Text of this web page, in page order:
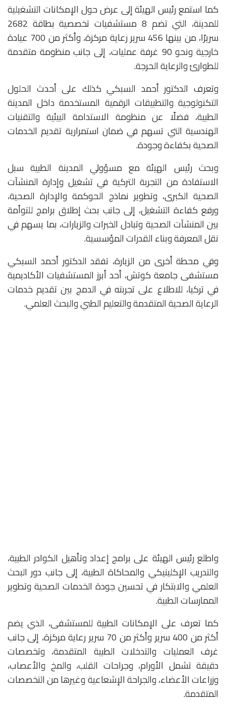
كما استمع رئيس الهيئة إلى عرض حول الإمكانات التشغيلية
للمدينة، التي تضم 8 مستشفيات تخصصية بطاقة 2682
سريرًا، من بينها 456 سرير رعاية مركزة، وأكثر من 700 عيادة
خارجية ونحو 90 غرفة عمليات، إلى جانب منظومة متقدمة
للطوارئ والرعاية الحرجة.
وتعرف الدكتور أحمد السبكي كذلك على أحدث الحلول
التكنولوجية والتطبيقات الرقمية المستخدمة داخل المدينة
الطبية، فضلًا عن منظومة الاستدامة البيئية والتقنيات
الهندسية التي تسهم في ضمان استمرارية تقديم الخدمات
الصحية بكفاءة وجودة.
وبحث رئيس الهيئة مع مسؤولي المدينة الطبية سبل
الاستفادة من التجربة التركية في تشغيل وإدارة المنشآت
الصحية الكبرى، وتطوير نماذج الحوكمة والإدارة الصحية،
ورفع كفاءة التشغيل، إلى جانب بحث إطلاق برامج للتوأمة
بين المنشآت الصحية وتبادل الخبرات والزيارات، بما يسهم في
نقل المعرفة وبناء القدرات المؤسسية.
وفي محطة أخرى من الزيارة، تفقد الدكتور أحمد السبكي
مستشفى جامعة كوتش، أحد أبرز المستشفيات الأكاديمية
في تركيا، للاطلاع على تجربته في الدمج بين تقديم خدمات
الرعاية الصحية المتقدمة والتعليم الطبي والبحث العلمي.
واطلع رئيس الهيئة على برامج إعداد وتأهيل الكوادر الطبية،
والتدريب الإكلينيكي والمحاكاة الطبية، إلى جانب دور البحث
العلمي والابتكار في تحسين جودة الخدمات الصحية وتطوير
الممارسات الطبية.
كما تعرف على الإمكانات الطبية للمستشفى، الذي يضم
أكثر من 400 سرير وأكثر من 70 سرير رعاية مركزة، إلى جانب
غرف العمليات والتدخلات الطبية المتقدمة، وتخصصات
دقيقة تشمل الأورام، وجراحات القلب، والمخ والأعصاب،
وزراعات الأعضاء، والجراحة الإشعاعية وغيرها من التخصصات
المتقدمة.